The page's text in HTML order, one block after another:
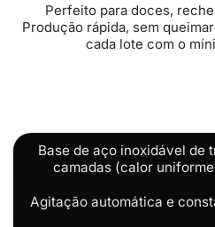
Perfeito para doces,
Produção rápida, sem
cada lote com o
Base de aço inoxidável de
camadas (calor
Agitação automática e